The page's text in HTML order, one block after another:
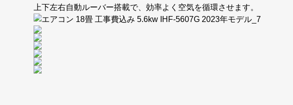
上下左右自動ルーバー搭載で、効率よく空気を循環させます。